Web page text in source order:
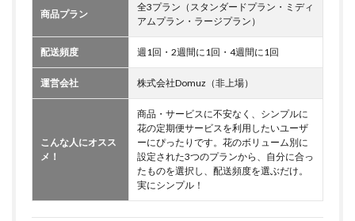
商品プラン
全3プラン（スタンダードプラン・ミディ
アムプラン・ラージプラン）
配送頻度 週1回・2週間に1回・4週間に1回
運営会社 株式会社Domuz（非上場）
こんな人にオスス
メ！
商品・サービスに不安なく、シンプルに
花の定期便サービスを利用したいユーザ
ーにぴったりです。花のボリューム別に
設定された3つのプランから、自分に合っ
たものを選択し、配送頻度を選ぶだけ。
実にシンプル！